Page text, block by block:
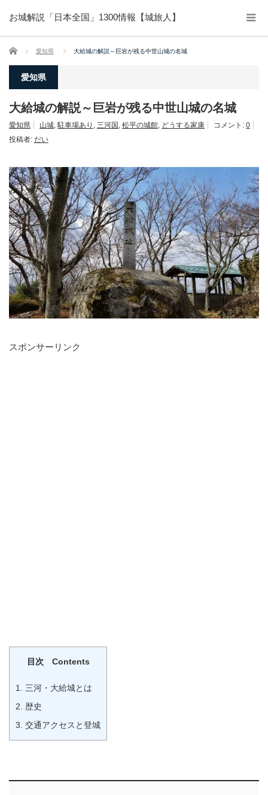
お城解説「日本全国」1300情報【城旅人】
ホーム 愛知県 大給城の解説～巨岩が残る中世山城の名城
愛知県
大給城の解説～巨岩が残る中世山城の名城
愛知県 山城,駐車場あり , 三河国 , 松平の城館, どうする家康 コメント: 0
投稿者: だい
スポンサーリンク
目次 Contents
1.
三河・大給城とは
2.
歴史
3. 交通アクセスと登城